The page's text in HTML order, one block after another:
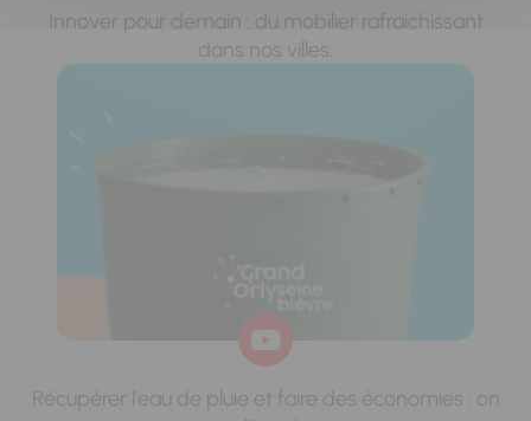
Innover pour demain : du mobilier rafraichissant
dans nos villes.
Récupérer l'eau de pluie et faire des économies : on